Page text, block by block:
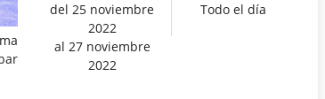
del 25 noviembre
2022
al 27 noviembre
2022
Todo el día